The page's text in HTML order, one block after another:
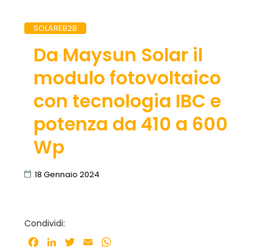
SOLAREB2B
Da Maysun Solar il
modulo fotovoltaico
con tecnologia IBC e
potenza da 410 a 600
Wp
18 Gennaio 2024
Condividi:
Facebook
LinkedInTwitter
Email